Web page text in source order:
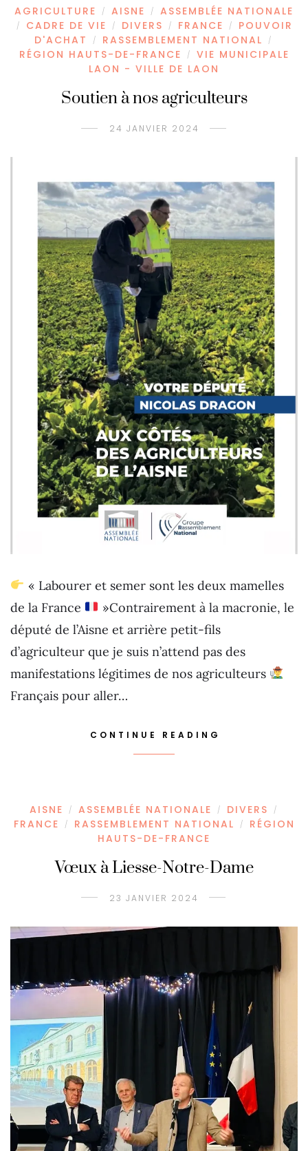
AGRICULTURE / AISNE / ASSEMBLÉE NATIONALE
/ CADRE DE VIE / DIVERS / FRANCE /
POUVOIR
D'ACHAT
/ RASSEMBLEMENT NATIONAL /
RÉGION HAUTS-DE-FRANCE /
VIE MUNICIPALE
LAON - VILLE DE LAON
Soutien à nos agriculteurs
24 JANVIER 2024
« Labourer et semer sont les deux mamelles
de la France
»Contrairement à la macronie, le
député de l’Aisne et arrière petit-fils
d’agriculteur que je suis n’attend pas des
manifestations légitimes de nos agriculteurs
Français pour aller…
CONTINUE READING
AISNE / ASSEMBLÉE NATIONALE / DIVERS /
FRANCE / RASSEMBLEMENT NATIONAL /
RÉGION
HAUTS-DE-FRANCE
Vœux à Liesse-Notre-Dame
23 JANVIER 2024